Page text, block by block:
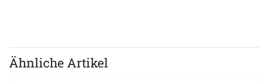
Ähnliche Artikel